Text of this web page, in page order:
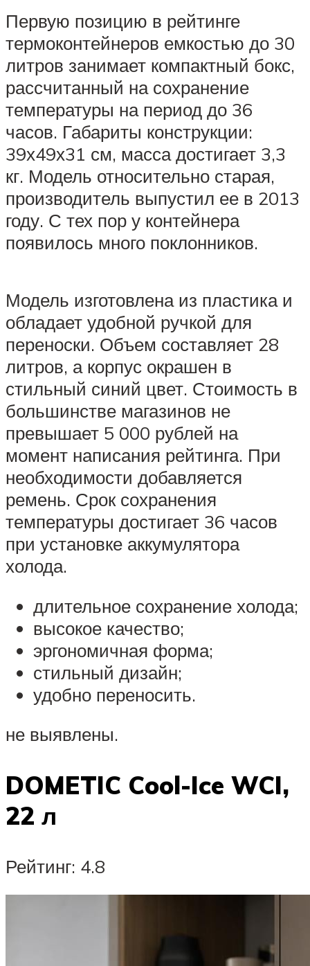
Первую позицию в рейтинге
термоконтейнеров емкостью до 30
литров занимает компактный бокс,
рассчитанный на сохранение
температуры на период до 36
часов. Габариты конструкции:
39х49х31 см, масса достигает 3,3
кг. Модель относительно старая,
производитель выпустил ее в 2013
году. С тех пор у контейнера
появилось много поклонников.
Модель изготовлена из пластика и
обладает удобной ручкой для
переноски. Объем составляет 28
литров, а корпус окрашен в
стильный синий цвет. Стоимость в
большинстве магазинов не
превышает 5 000 рублей на
момент написания рейтинга. При
необходимости добавляется
ремень. Срок сохранения
температуры достигает 36 часов
при установке аккумулятора
холода.
длительное сохранение холода;
высокое качество;
эргономичная форма;
стильный дизайн;
удобно переносить.
не выявлены.
DOMETIC Cool-Ice WCI,
22 л
Рейтинг: 4.8